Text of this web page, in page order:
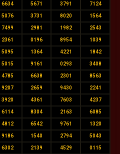
6634 5671 3791 7124
5076 3731 8020 1564
7499 2981 1982 2543
2361 0196 8954 1039
5095 1364 4221 1842
5015 9161 0293 3408
4785 6638 2301 8563
9207 2659 9430 2241
3920 4361 7603 4237
6114 8304 2163 6085
4812 6542 9761 1320
9186 1540 2794 5043
6302 2139 4529 0115